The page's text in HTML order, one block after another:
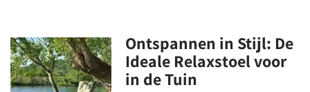
Ontspannen in Stijl: De
Ideale Relaxstoel voor
in de Tuin